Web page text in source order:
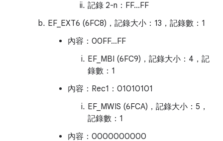
記錄 2-n：FF…FF
EF_EXT6 (6FC8)，記錄大小：13，記錄數：1
內容：00FF…FF
EF_MBI (6FC9)，記錄大小：4，記
錄數：1
內容：Rec1：01010101
EF_MWIS (6FCA)，記錄大小：5，
記錄數：1
內容：0000000000